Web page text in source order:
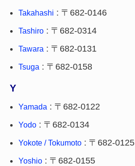
Takahashi : 〒682-0146
Tashiro : 〒682-0314
Tawara : 〒682-0131
Tsuga : 〒682-0158
Y
Yamada : 〒682-0122
Yodo : 〒682-0134
Yokote / Tokumoto : 〒682-0125
Yoshio : 〒682-0155